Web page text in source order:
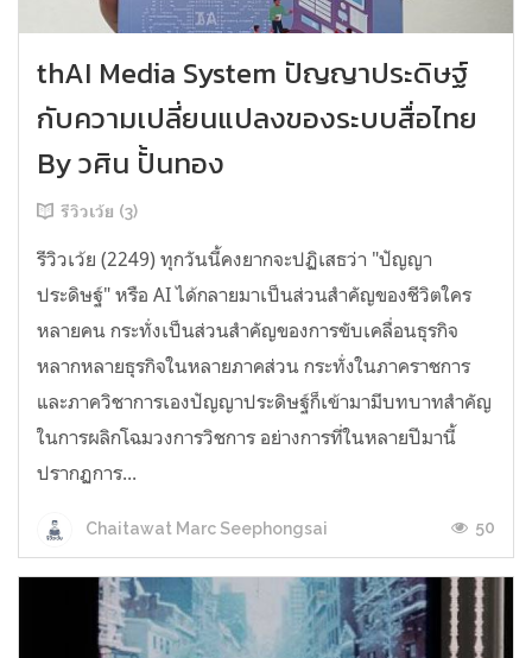
thAI Media System ปัญญาประดิษฐ์
กับความเปลี่ยนแปลงของระบบสื่อไทย
By วศิน ปั้นทอง
รีวิวเว้ย (3)
รีวิวเว้ย (2249) ทุกวันนี้คงยากจะปฏิเสธว่า "ปัญญา
ประดิษฐ์" หรือ AI ได้กลายมาเป็นส่วนสำคัญของชีวิตใคร
หลายคน กระทั่งเป็นส่วนสำคัญของการขับเคลื่อนธุรกิจ
หลากหลายธุรกิจในหลายภาคส่วน กระทั่งในภาคราชการ
และภาควิชาการเองปัญญาประดิษฐ์ก็เข้ามามีบทบาทสำคัญ
ในการผลิกโฉมวงการวิชการ อย่างการที่ในหลายปีมานี้
ปรากฏการ...
Chaitawat Marc Seephongsai 50